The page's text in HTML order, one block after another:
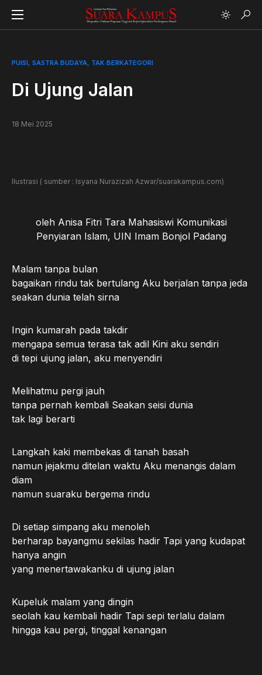
PUISI SASTRA BUDAYA TAK BERKATEGORI
Di Ujung Jalan
18 Mei 2025
Ilustrasi ( sumber : Isyana Nurazizah Azwar/suarakampus.com)
oleh Anisa Fitri Tara Mahasiswi Komunikasi
Penyiaran Islam, UIN Imam Bonjol Padang
Malam tanpa bulan
bagaikan rindu tak bertulang Aku berjalan tanpa jeda
seakan dunia telah sirna
Ingin kumarah pada takdir
mengapa semua terasa tak adil Kini aku sendiri
di tepi ujung jalan, aku menyendiri
Melihatmu pergi jauh
tanpa pernah kembali Seakan seisi dunia
tak lagi berarti
Langkah kaki membekas di tanah basah
namun jejakmu ditelan waktu Aku menangis dalam
diam
namun suaraku bergema rindu
Di setiap simpang aku menoleh
berharap bayangmu sekilas hadir Tapi yang kudapat
hanya angin
yang menertawakanku di ujung jalan
Kupeluk malam yang dingin
seolah kau kembali hadir Tapi sepi terlalu dalam
hingga kau pergi, tinggal kenangan